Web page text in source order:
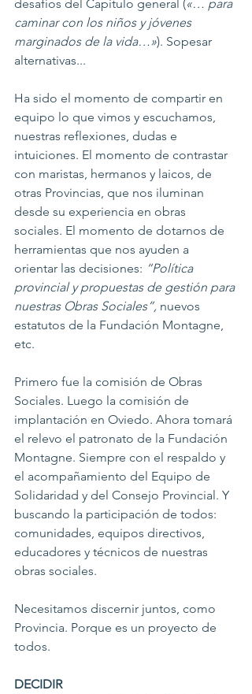
desafíos del Capítulo general («… para
caminar con los niños y jóvenes
marginados de la vida…»). Sopesar
alternativas...
Ha sido el momento de compartir en
equipo lo que vimos y escuchamos,
nuestras reflexiones, dudas e
intuiciones. El momento de contrastar
con maristas, hermanos y laicos, de
otras Provincias, que nos iluminan
desde su experiencia en obras
sociales. El momento de dotarnos de
herramientas que nos ayuden a
orientar las decisiones: “Política
provincial y propuestas de gestión para
nuestras Obras Sociales”, nuevos
estatutos de la Fundación Montagne,
etc.
Primero fue la comisión de Obras
Sociales. Luego la comisión de
implantación en Oviedo. Ahora tomará
el relevo el patronato de la Fundación
Montagne. Siempre con el respaldo y
el acompañamiento del Equipo de
Solidaridad y del Consejo Provincial. Y
buscando la participación de todos:
comunidades, equipos directivos,
educadores y técnicos de nuestras
obras sociales.
Necesitamos discernir juntos, como
Provincia. Porque es un proyecto de
todos.
DECIDIR